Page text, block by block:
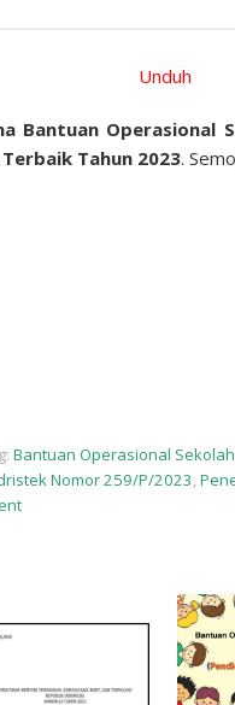
Unduh
Bantuan Operasional
Tahun 2023.
Bantuan Operasional Sekolah
Nomor 259/P/2023,